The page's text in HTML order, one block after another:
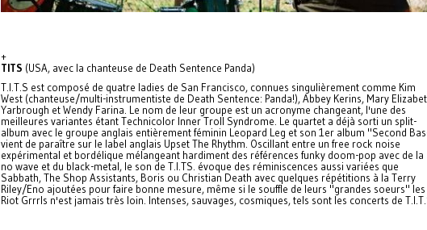
+
TITS (USA, avec la chanteuse de Death Sentence Panda)
T.I.T.S est composé de quatre ladies de San Francisco, connues singulièrement comme Kim
West (chanteuse/multi-instrumentiste de Death Sentence: Panda!), Abbey Kerins, Mary
Yarbrough et Wendy Farina. Le nom de leur groupe est un acronyme changeant, l'une des
meilleures variantes étant Technicolor Inner Troll Syndrome. Le quartet a déjà sorti un split-
album avec le groupe anglais entièrement féminin Leopard Leg et son 1er album "Second
vient de paraître sur le label anglais Upset The Rhythm. Oscillant entre un free rock noise
expérimental et bordélique mélangeant hardiment des références funky doom-pop avec de la
no wave et du black-metal, le son de T.I.TS. évoque des réminiscences aussi variées que
Sabbath, The Shop Assistants, Boris ou Christian Death avec quelques répétitions à la Terry
Riley/Eno ajoutées pour faire bonne mesure, même si le souffle de leurs "grandes soeurs" les
Riot Grrrls n'est jamais très loin. Intenses, sauvages, cosmiques, tels sont les concerts de